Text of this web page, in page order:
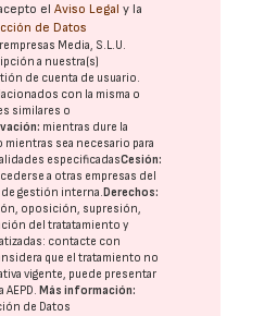
elAviso Legal y la
de Datos
Media, S.L.U.
a nuestra(s)
de cuenta de usuario.
con la misma o
similares o
mientras dure la
sea necesario para
especificadasCesión:
a otras empresas del
gestión interna. Derechos:
oposición, supresión,
del tratatamiento y
contacte con
que el tratamiento no
vigente, puede presentar
AEPD. Más información:
de Datos